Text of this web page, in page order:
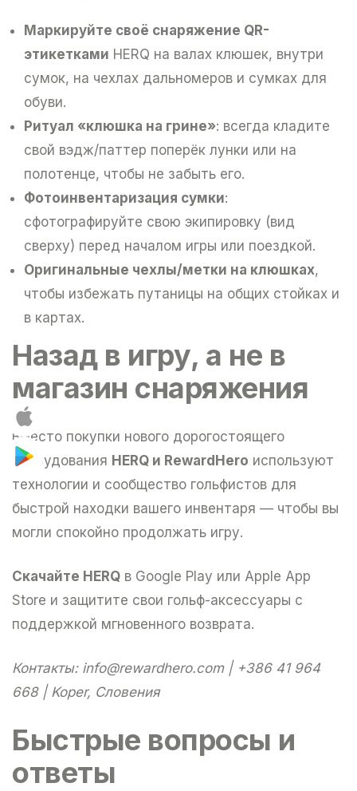
Маркируйте своё снаряжение QR-
этикетками HERQ на валах клюшек, внутри
сумок, на чехлах дальномеров и сумках для
обуви.
Ритуал «клюшка на грине»: всегда кладите
свой вэдж/паттер поперёк лунки или на
полотенце, чтобы не забыть его.
Фотоинвентаризация сумки:
сфотографируйте свою экипировку (вид
сверху) перед началом игры или поездкой.
Оригинальные чехлы/метки на клюшках,
чтобы избежать путаницы на общих стойках и
в картах.
Назад в игру, а не в
магазин снаряжения
Вместо покупки нового дорогостоящего
оборудования HERQ и RewardHero используют
технологии и сообщество гольфистов для
быстрой находки вашего инвентаря — чтобы вы
могли спокойно продолжать игру.
Скачайте HERQ в Google Play или Apple App
Store и защитите свои гольф-аксессуары c
поддержкой мгновенного возврата.
Контакты: info@rewardhero.com| +386 41 964
668 | Koper, Словения
Быстрые вопросы и
ответы